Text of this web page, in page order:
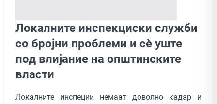
Локалните инспекциски служби
со бројни проблеми и сѐ уште
под влијание на општинските
власти
Локалните инспеции немаат доволно кадар и